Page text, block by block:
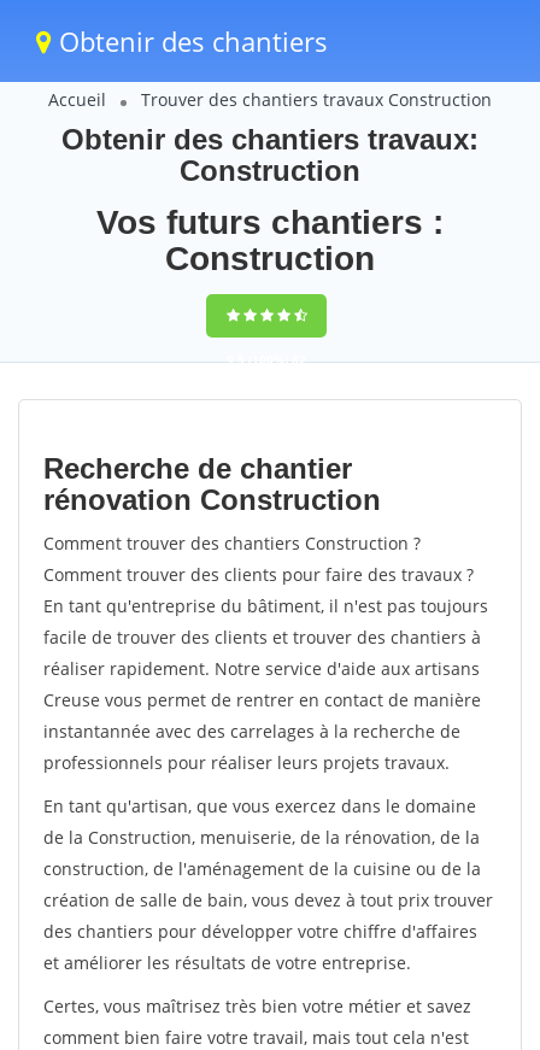
Obtenir des chantiers
Accueil Trouver des chantiers travaux Construction
Obtenir des chantiers travaux:
Construction
Vos futurs chantiers :
Construction
9,5(100%)82
votes
Recherche de chantier
rénovation Construction
Comment trouver des chantiers Construction ?
Comment trouver des clients pour faire des travaux ?
En tant qu'entreprise du bâtiment, il n'est pas toujours
facile de trouver des clients et trouver des chantiers à
réaliser rapidement. Notre service d'aide aux artisans
Creuse vous permet de rentrer en contact de manière
instantannée avec des carrelages à la recherche de
professionnels pour réaliser leurs projets travaux.
En tant qu'artisan, que vous exercez dans le domaine
de la Construction, menuiserie, de la rénovation, de la
construction, de l'aménagement de la cuisine ou de la
création de salle de bain, vous devez à tout prix trouver
des chantiers pour développer votre chiffre d'affaires
et améliorer les résultats de votre entreprise.
Certes, vous maîtrisez très bien votre métier et savez
comment bien faire votre travail, mais tout cela n'est